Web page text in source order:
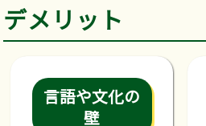
デメリット
言語や文化の
壁